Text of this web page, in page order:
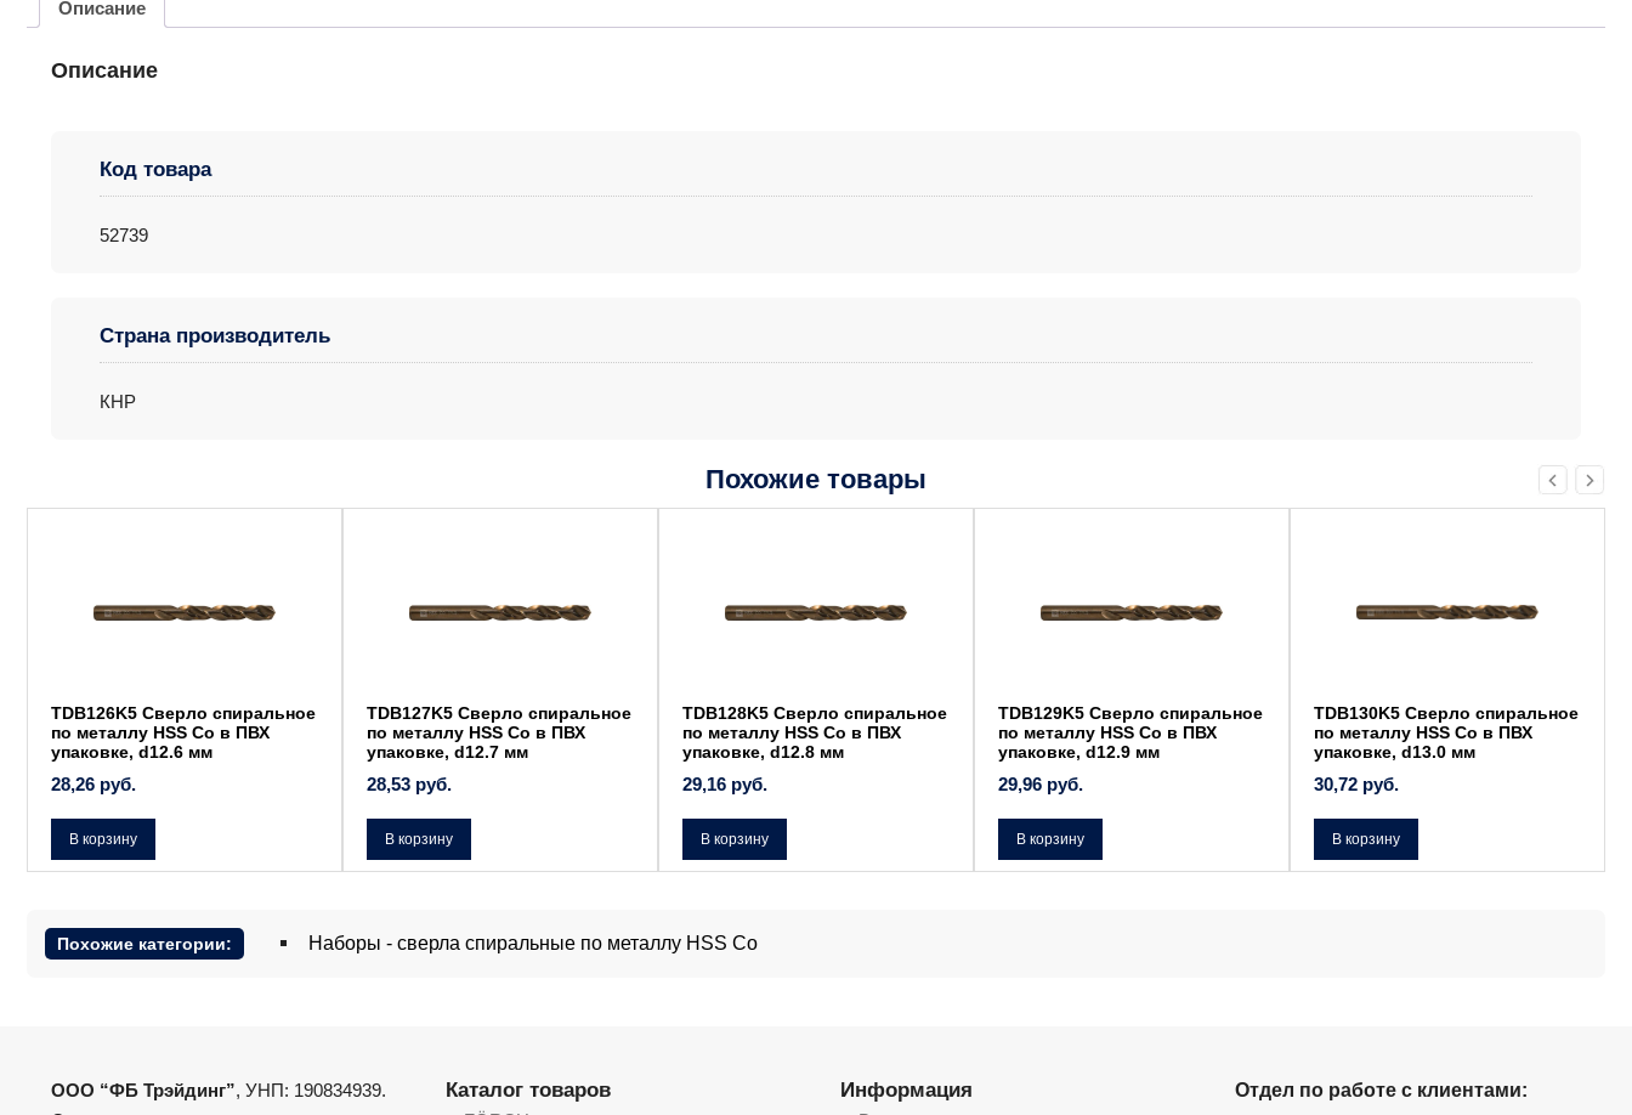
Описание
Описание
Код товара
52739
Страна производитель
КНР
Похожие товары
TDB126K5 Сверло спиральное
по металлу HSS Co в ПВХ
упаковке, d12.6 мм
28,26 руб.
В корзину
TDB127K5 Сверло спиральное
по металлу HSS Co в ПВХ
упаковке, d12.7 мм
28,53 руб.
В корзину
TDB128K5 Сверло спиральное
по металлу HSS Co в ПВХ
упаковке, d12.8 мм
29,16 руб.
В корзину
TDB129K5 Сверло спиральное
по металлу HSS Co в ПВХ
упаковке, d12.9 мм
29,96 руб.
В корзину
TDB130K5 Сверло спиральное
по металлу HSS Co в ПВХ
упаковке, d13.0 мм
30,72 руб.
В корзину
Похожие категории: Наборы - сверла спиральные по металлу HSS Co
ООО “ФБ Трэйдинг”, УНП: 190834939.
Каталог товаров Информация Отдел по работе с клиентами: